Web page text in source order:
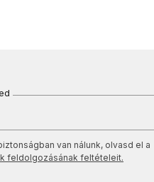
van nálunk, olvasd el a
feldolgozásának feltételeit.